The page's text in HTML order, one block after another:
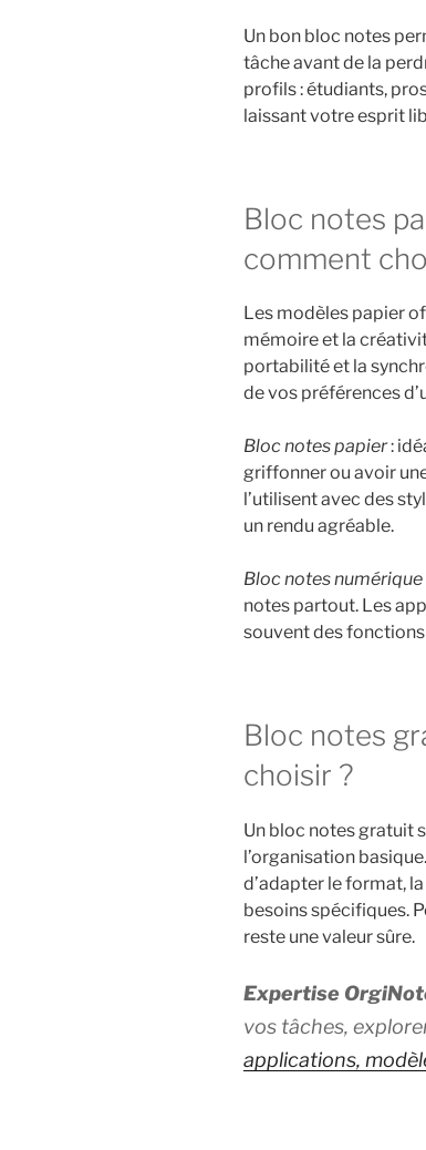
Un bon bloc notes
tâche avant de la
profils : étudiants,
laissant votre esprit
Bloc notes
comment
Les modèles papier
mémoire et la
portabilité et la
de vos préférences
Bloc notes papier:
griffonner ou avoir
l’utilisent avec des
un rendu agréable.
Bloc notes numérique
notes partout. Les
souvent des
Bloc notes
choisir ?
Un bloc notes gratuit
l’organisation
d’adapter le format,
besoins spécifiques.
reste une valeur sûre.
Expertise
vos tâches,
applications,